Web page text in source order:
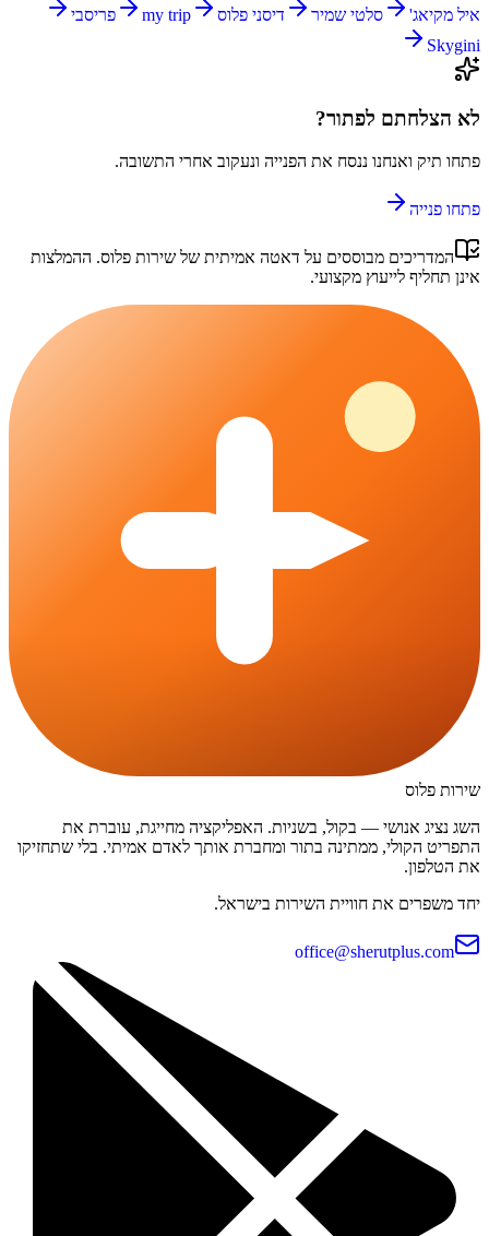
איל מקיאג' סלטי שמיר דיסני פלוס my trip
פריסבי
Skygini
לא הצלחתם לפתור?
פתחו תיק ואנחנו ננסח את הפנייה ונעקוב אחרי התשובה.
פתחו פנייה
המדריכים מבוססים על דאטה אמיתית של שירות פלוס. ההמלצות
אינן תחליף לייעוץ מקצועי.
שירות פלוס
השג נציג אנושי — בקול, בשניות. האפליקציה מחייגת, עוברת את
התפריט הקולי, ממתינה בתור ומחברת אותך לאדם אמיתי. בלי שתחזיקו
את הטלפון.
יחד משפרים את חוויית השירות בישראל.
office@sherutplus.com